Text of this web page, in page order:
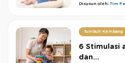
Disusun oleh: Tim
Tumbuh Kembang
6 Stimulasi
dan...